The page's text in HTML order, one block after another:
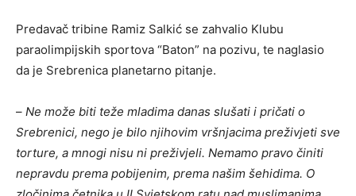
Predavač tribine Ramiz Salkić se zahvalio Klubu
paraolimpijskih sportova “Baton” na pozivu, te naglasio
da je Srebrenica planetarno pitanje.
– Ne može biti teže mladima danas slušati i pričati o
Srebrenici, nego je bilo njihovim vršnjacima preživjeti sve
torture, a mnogi nisu ni preživjeli. Nemamo pravo činiti
nepravdu prema pobijenim, prema našim šehidima. O